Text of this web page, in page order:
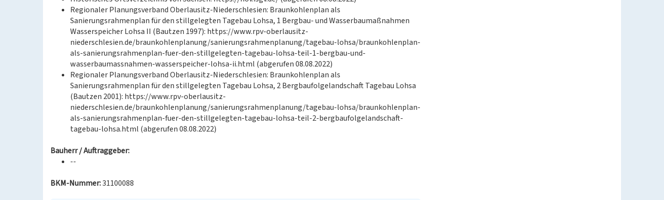
Regionaler Planungsverband Oberlausitz-Niederschlesien: Braunkohlenplan als
Sanierungsrahmenplan für den stillgelegten Tagebau Lohsa, 1 Bergbau- und Wasserbaumaßnahmen
Wasserspeicher Lohsa II (Bautzen 1997): https://www.rpv-oberlausitz-
niederschlesien.de/braunkohlenplanung/sanierungsrahmenplanung/tagebau-lohsa/braunkohlenplan-
als-sanierungsrahmenplan-fuer-den-stillgelegten-tagebau-lohsa-teil-1-bergbau-und-
wasserbaumassnahmen-wasserspeicher-lohsa-ii.html (abgerufen 08.08.2022)
Regionaler Planungsverband Oberlausitz-Niederschlesien: Braunkohlenplan als
Sanierungsrahmenplan für den stillgelegten Tagebau Lohsa, 2 Bergbaufolgelandschaft Tagebau Lohsa
(Bautzen 2001): https://www.rpv-oberlausitz-
niederschlesien.de/braunkohlenplanung/sanierungsrahmenplanung/tagebau-lohsa/braunkohlenplan-
als-sanierungsrahmenplan-fuer-den-stillgelegten-tagebau-lohsa-teil-2-bergbaufolgelandschaft-
tagebau-lohsa.html (abgerufen 08.08.2022)
Bauherr / Auftraggeber:
--
BKM-Nummer:31100088